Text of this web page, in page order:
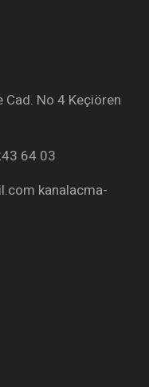
Cad. No 4 Keçiören
64 03
kanalacma-